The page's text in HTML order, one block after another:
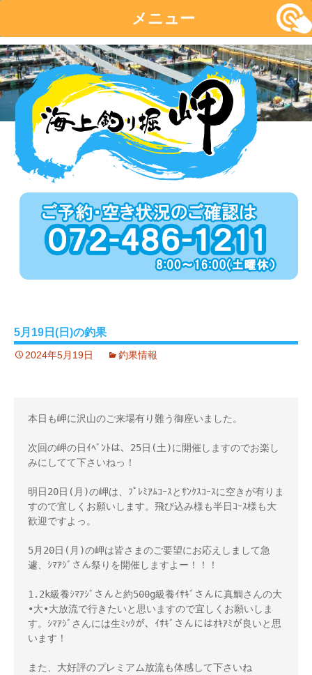
メニュー
コ
ン
テ
ン
5月19日(日)の釣果
2024年5月19日 釣果情報
本日も岬に沢山のご来場有り難う御座いました。
次回の岬の日ｲﾍﾞﾝﾄは、25日(土)に開催しますのでお楽し
みにしてて下さいねっ！
明日20日(月)の岬は、ﾌﾟﾚﾐｱﾑｺｰｽとｻﾝｸｽｺｰｽに空きが有りま
すので宜しくお願いします。飛び込み様も半日ｺｰｽ様も大
歓迎ですよっ。
5月20日(月)の岬は皆さまのご要望にお応えしまして急
遽、ｼﾏｱｼﾞさん祭りを開催しますよー！！！
1.2k級養ｼﾏｱｼﾞさんと約500g級養ｲｻｷﾞさんに真鯛さんの大
•大•大放流で行きたいと思いますので宜しくお願いしま
す。ｼﾏｱｼﾞさんには生ﾐｯｸが、ｲｻｷﾞさんにはｵｷｱﾐが良いと思
います！
また、大好評のプレミアム放流も体感して下さいね